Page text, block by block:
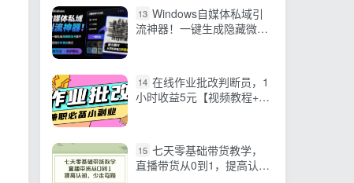
13 Windows自媒体私域引
流神器！一键生成隐藏微信
14 在线作业批改判断员，1
小时收益5元【视频教程+任
15 七天零基础带货教学，
直播带货从0到1，提高认